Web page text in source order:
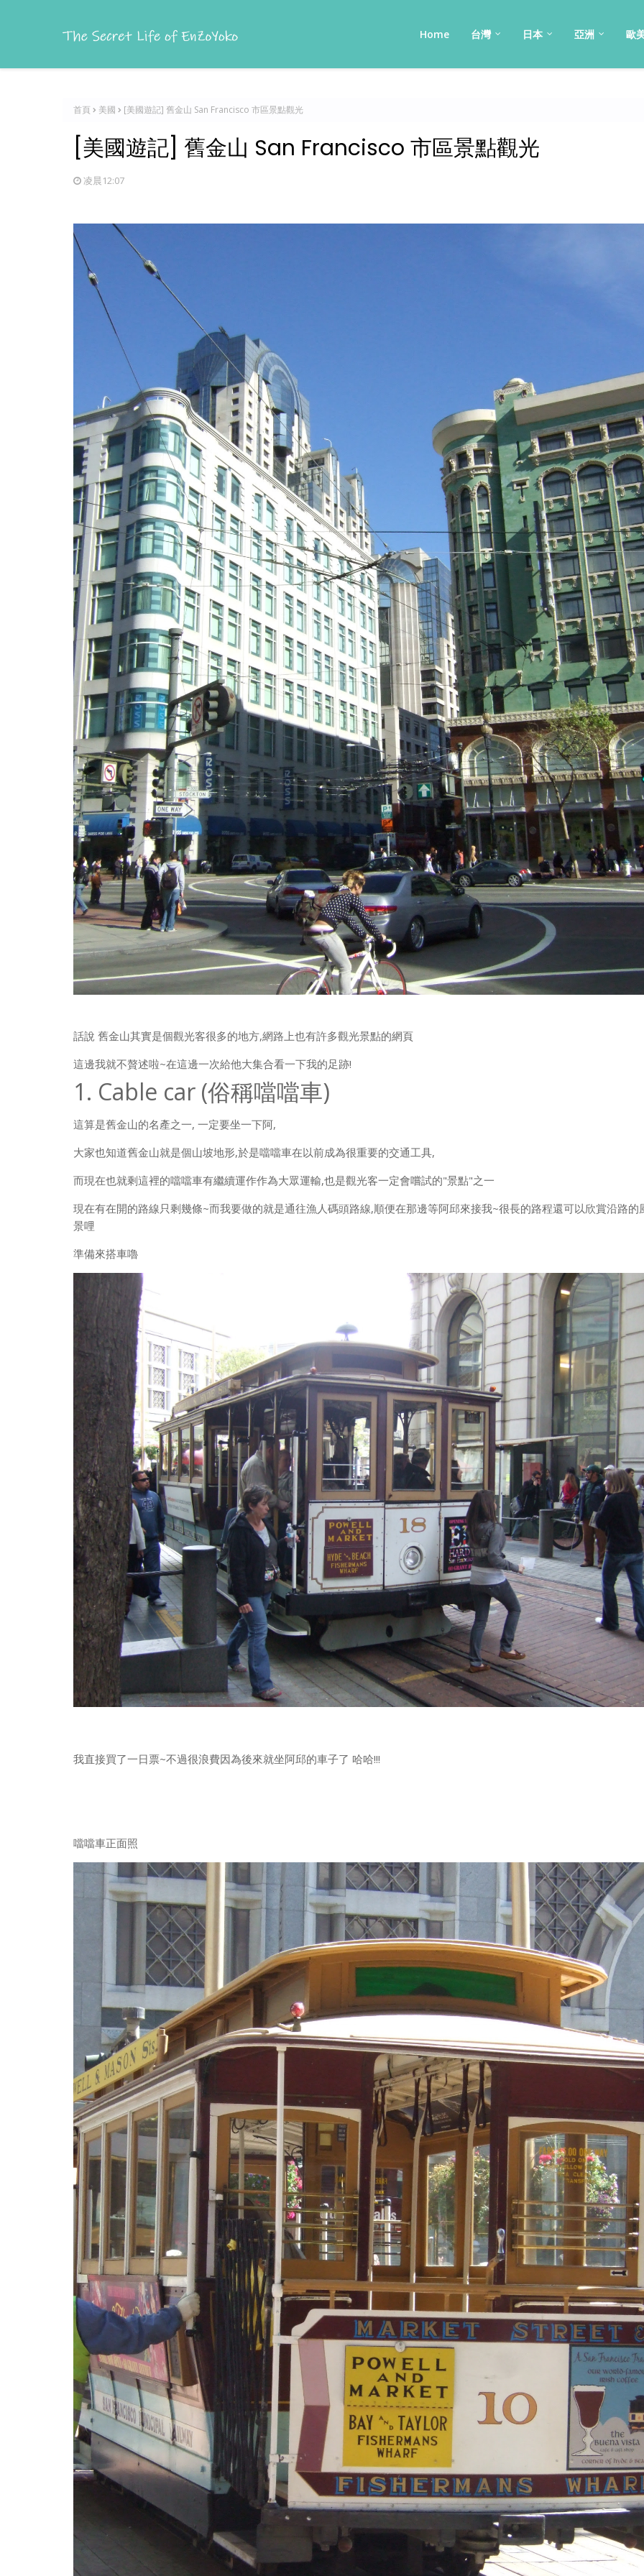
Home 台灣 日本 亞洲 歐
首頁 美國 [美國遊記] 舊金山 San Francisco 市區景點觀光
[美國遊記] 舊金山 San Francisco 市區景點觀光
凌晨12:07
話說 舊金山其實是個觀光客很多的地方,網路上也有許多觀光景點的網頁
這邊我就不贅述啦~在這邊一次給他大集合看一下我的足跡!
1. Cable car (俗稱噹噹車)
這算是舊金山的名產之一, 一定要坐一下阿,
大家也知道舊金山就是個山坡地形,於是噹噹車在以前成為很重要的交通工具,
而現在也就剩這裡的噹噹車有繼續運作作為大眾運輸,也是觀光客一定會嚐試的"景點"之一
現在有在開的路線只剩幾條~而我要做的就是通往漁人碼頭路線,順便在那邊等阿邱來接我~很長的路程還可以欣賞沿路的
景哩
準備來搭車嚕
我直接買了一日票~不過很浪費因為後來就坐阿邱的車子了 哈哈!!!
噹噹車正面照